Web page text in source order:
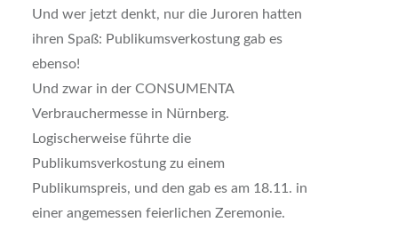
Und wer jetzt denkt, nur die Juroren hatten
ihren Spaß: Publikumsverkostung gab es
ebenso!
Und zwar in der CONSUMENTA
Verbrauchermesse in Nürnberg.
Logischerweise führte die
Publikumsverkostung zu einem
Publikumspreis, und den gab es am 18.11. in
einer angemessen feierlichen Zeremonie.